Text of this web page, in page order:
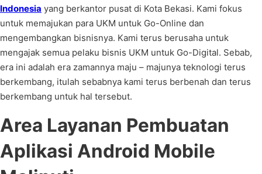
Indonesia yang berkantor pusat di Kota Bekasi. Kami fokus
untuk memajukan para UKM untuk Go-Online dan
mengembangkan bisnisnya. Kami terus berusaha untuk
mengajak semua pelaku bisnis UKM untuk Go-Digital. Sebab,
era ini adalah era zamannya maju – majunya teknologi terus
berkembang, itulah sebabnya kami terus berbenah dan terus
berkembang untuk hal tersebut.
Area Layanan Pembuatan
Aplikasi Android Mobile